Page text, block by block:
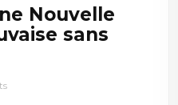
Nouvelle
sans